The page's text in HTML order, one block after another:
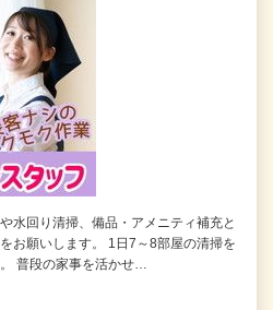
水回り清掃、備品・アメニティ補充と
お願いします。 1日7～8部屋の清掃を
普段の家事を活かせ…